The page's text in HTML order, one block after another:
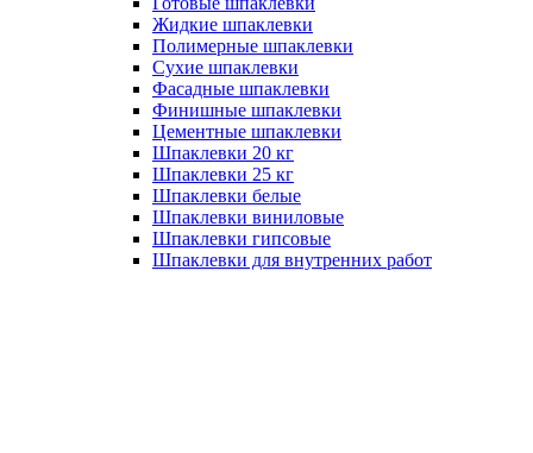
Жидкие шпаклевки
Полимерные шпаклевки
Сухие шпаклевки
Фасадные шпаклевки
Финишные шпаклевки
Цементные шпаклевки
Шпаклевки 20 кг
Шпаклевки 25 кг
Шпаклевки белые
Шпаклевки виниловые
Шпаклевки гипсовые
Шпаклевки для внутренних работ